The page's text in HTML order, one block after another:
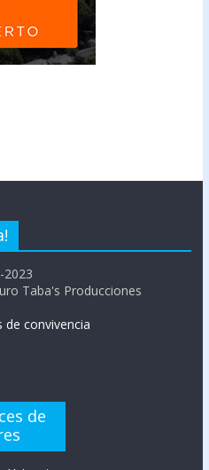
2023
Taba's Producciones
convivencia
de